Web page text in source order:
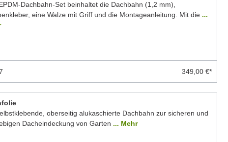
Dachbahn-Set beinhaltet die Dachbahn (1,2 mm),
eine Walze mit Griff und die Montageanleitung. Mit die ...
349,00 €*
oberseitig alukaschierte Dachbahn zur sicheren und
Dacheindeckung von Garten ... Mehr